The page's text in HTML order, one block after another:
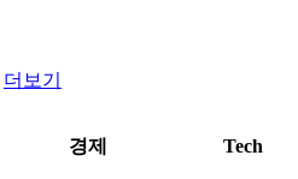
더보기
경제 Tech